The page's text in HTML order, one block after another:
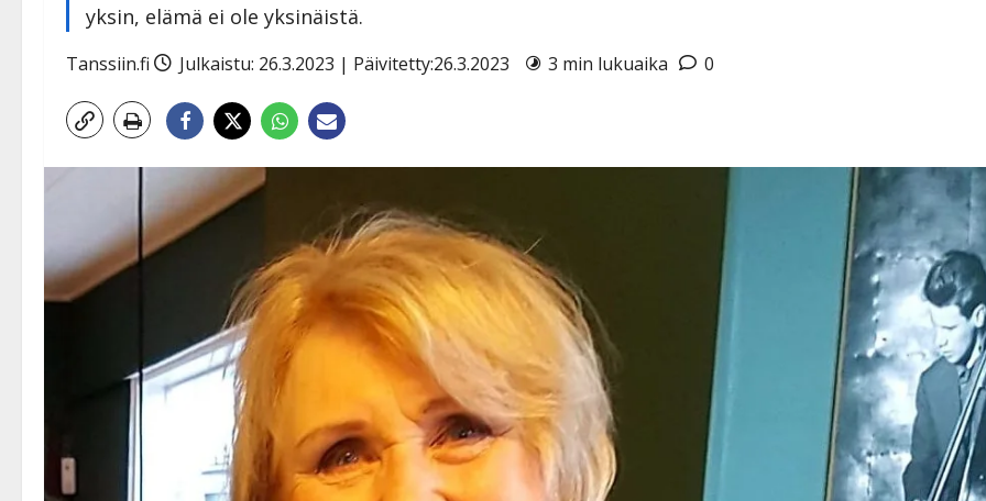
yksin, elämä ei ole yksinäistä.
Tanssiin.fi Julkaistu: 26.3.2023 | Päivitetty:26.3.2023 3 min lukuaika 0